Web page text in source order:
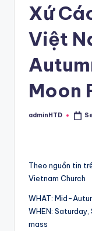
Xứ
Việt
Moon
Posted
adminHTD
Theo nguồn tin
Vietnam Church
WHAT: Mid-
WHEN:
mass